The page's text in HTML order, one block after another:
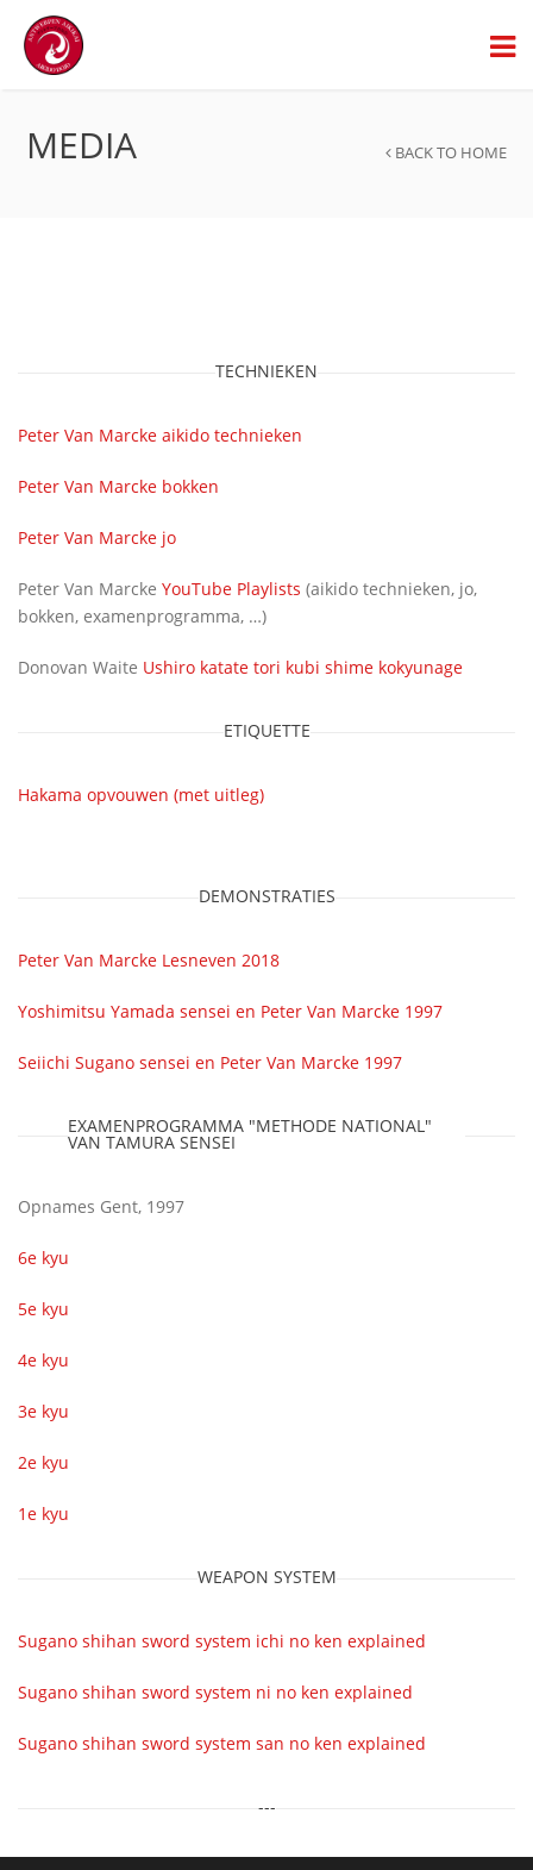
MEDIA BACK TO HOME
TECHNIEKEN
Peter Van Marcke aikido technieken
Peter Van Marcke bokken
Peter Van Marcke jo
Peter Van Marcke YouTube Playlists (aikido technieken, jo,
bokken, examenprogramma, …)
Donovan Waite Ushiro katate tori kubi shime kokyunage
ETIQUETTE
Hakama opvouwen (met uitleg)
DEMONSTRATIES
Peter Van Marcke Lesneven 2018
Yoshimitsu Yamada sensei en Peter Van Marcke 1997
Seiichi Sugano sensei en Peter Van Marcke 1997
EXAMENPROGRAMMA "METHODE NATIONAL"
VAN TAMURA SENSEI
Opnames Gent, 1997
6e kyu
5e kyu
4e kyu
3e kyu
2e kyu
1e kyu
WEAPON SYSTEM
Sugano shihan sword system ichi no ken explained
Sugano shihan sword system ni no ken explained
Sugano shihan sword system san no ken explained
---